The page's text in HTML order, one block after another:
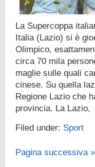
La Supercoppa
Italia (Lazio) si è
Olimpico,
circa 70 mila
maglie sulle quali
cinese. Su quella
Regione Lazio che
provincia. La Lazio,
Filed under: Sport
Pagina successiva »